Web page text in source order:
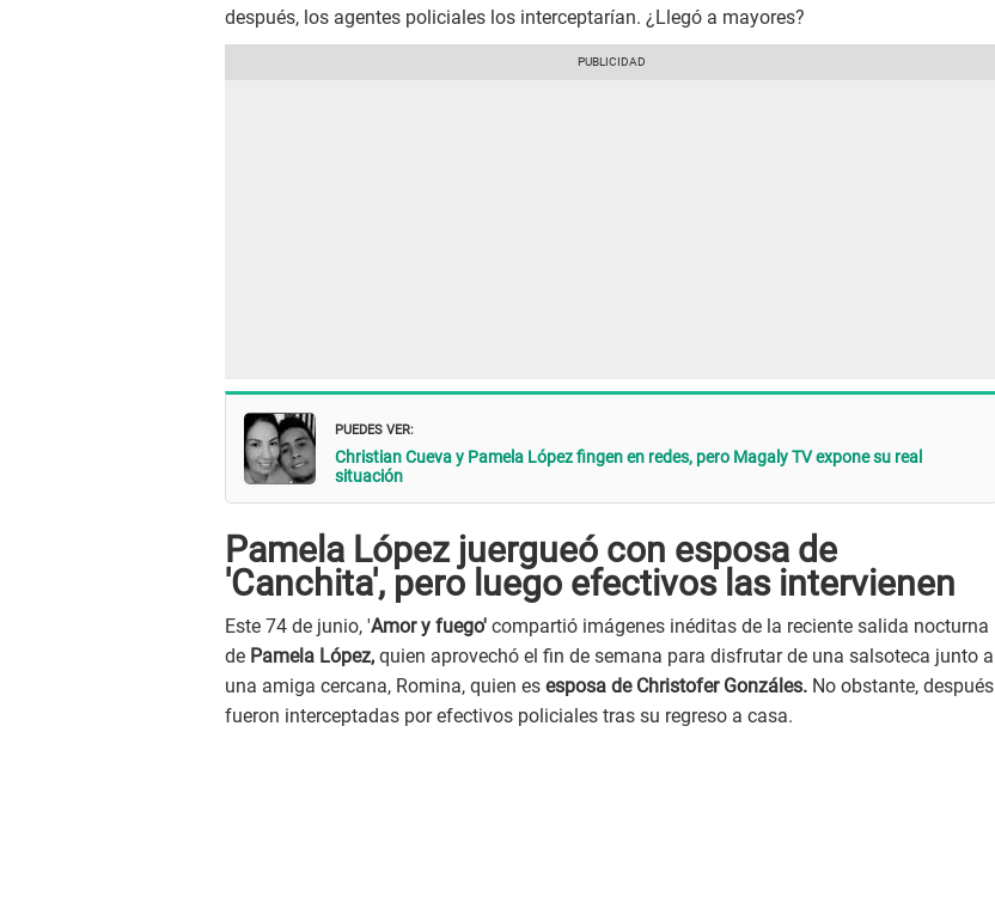
después, los agentes policiales los interceptarían. ¿Llegó a mayores?
PUEDES VER:
Christian Cueva y Pamela López fingen en redes, pero Magaly TV expone su real
situación
Pamela López juergueó con esposa de
'Canchita', pero luego efectivos las intervienen
Este 74 de junio, 'Amor y fuego' compartió imágenes inéditas de la reciente salida nocturna
de Pamela López, quien aprovechó el fin de semana para disfrutar de una salsoteca junto a
una amiga cercana, Romina, quien es esposa de Christofer Gonzáles. No obstante, después
fueron interceptadas por efectivos policiales tras su regreso a casa.